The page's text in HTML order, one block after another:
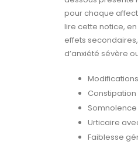
pour chaque
lire cette notice,
effets
d’anxiété sévère
Constipation
Somnolence
Urticaire
Faiblesse